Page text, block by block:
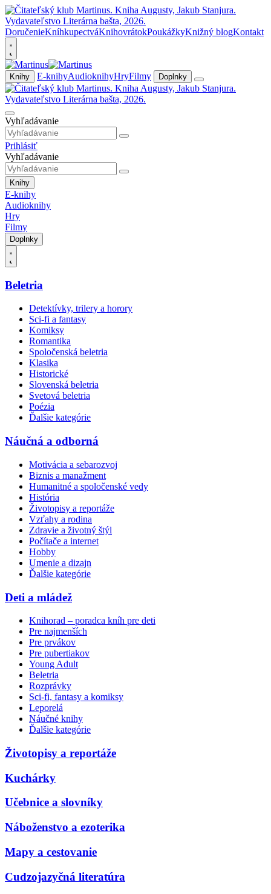
DoručenieKníhkupectváKnihovrátokPoukážkyKnižný blogKontakt
Knihy E-knihyAudioknihyHryFilmy Doplnky
Vyhľadávanie
Prihlásiť
Vyhľadávanie
Knihy
E-knihy
Audioknihy
Hry
Filmy
Doplnky
Beletria
Detektívky, trilery a horory
Sci-fi a fantasy
Komiksy
Romantika
Spoločenská beletria
Klasika
Historické
Slovenská beletria
Svetová beletria
Poézia
Ďalšie kategórie
Náučná a odborná
Motivácia a sebarozvoj
Biznis a manažment
Humanitné a spoločenské vedy
História
Životopisy a reportáže
Vzťahy a rodina
Zdravie a životný štýl
Počítače a internet
Hobby
Umenie a dizajn
Ďalšie kategórie
Deti a mládež
Knihorad – poradca kníh pre deti
Pre najmenších
Pre prvákov
Pre pubertiakov
Young Adult
Beletria
Rozprávky
Sci-fi, fantasy a komiksy
Leporelá
Náučné knihy
Ďalšie kategórie
Životopisy a reportáže
Kuchárky
Učebnice a slovníky
Náboženstvo a ezoterika
Mapy a cestovanie
Cudzojazyčná literatúra